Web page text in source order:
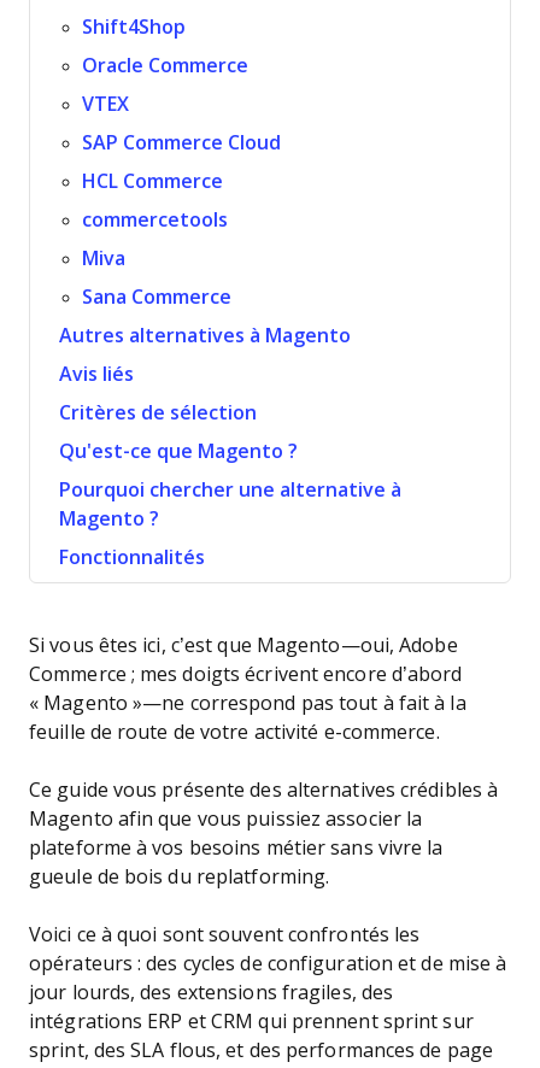
Shift4Shop
Oracle Commerce
VTEX
SAP Commerce Cloud
HCL Commerce
commercetools
Miva
Sana Commerce
Autres alternatives à Magento
Avis liés
Critères de sélection
Qu'est-ce que Magento ?
Pourquoi chercher une alternative à
Magento ?
Fonctionnalités
Si vous êtes ici, c’est que Magento—oui, Adobe
Commerce ; mes doigts écrivent encore d’abord
« Magento »—ne correspond pas tout à fait à la
feuille de route de votre activité e-commerce.
Ce guide vous présente des alternatives crédibles à
Magento afin que vous puissiez associer la
plateforme à vos besoins métier sans vivre la
gueule de bois du replatforming.
Voici ce à quoi sont souvent confrontés les
opérateurs : des cycles de configuration et de mise à
jour lourds, des extensions fragiles, des
intégrations ERP et CRM qui prennent sprint sur
sprint, des SLA flous, et des performances de page